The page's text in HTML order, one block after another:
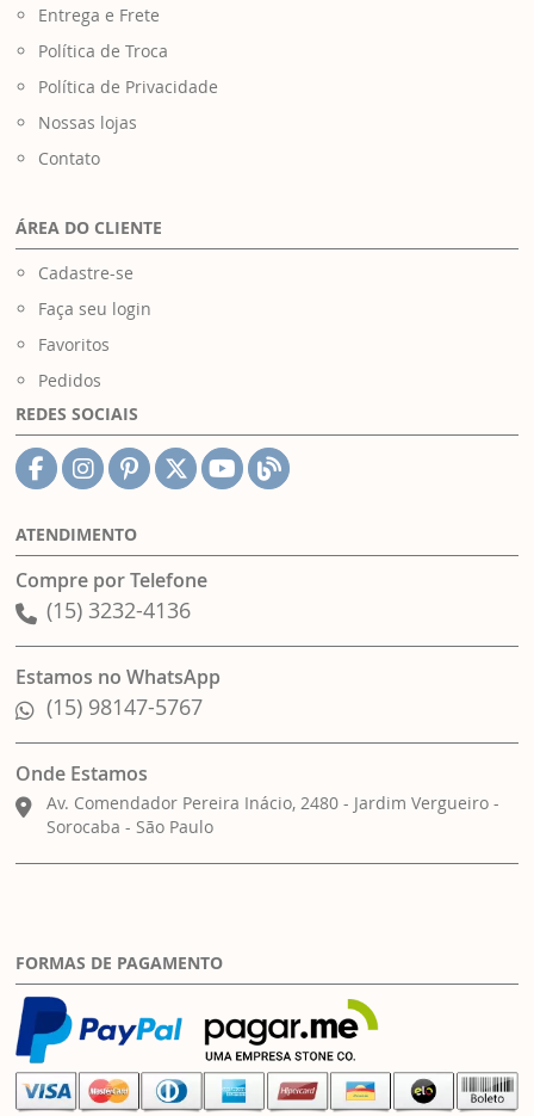
Entrega e Frete
Política de Troca
Política de Privacidade
Nossas lojas
Contato
ÁREA DO CLIENTE
Cadastre-se
Faça seu login
Favoritos
Pedidos
REDES SOCIAIS
ATENDIMENTO
Compre por Telefone
(15) 3232-4136
Estamos no WhatsApp
(15) 98147-5767
Onde Estamos
Av. Comendador Pereira Inácio, 2480 - Jardim Vergueiro -
Sorocaba - São Paulo
FORMAS DE PAGAMENTO